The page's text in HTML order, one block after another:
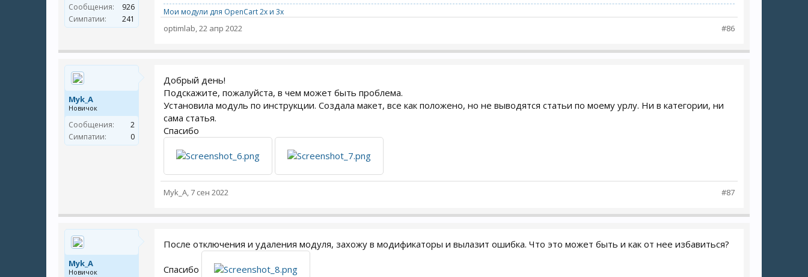
Сообщения:
926
Симпатии:
241
Мои модули для OpenCart 2x и 3x
optimlab,22 апр 2022 #86
Myk_A
Новичок
Сообщения:
2
Симпатии:
0
Добрый день!
Подскажите, пожалуйста, в чем может быть проблема.
Установила модуль по инструкции. Создала макет, все как положено, но не выводятся статьи по моему урлу. Ни в категории, ни
сама статья.
Спасибо
Myk_A,7 сен 2022 #87
Myk_A
Новичок
После отключения и удаления модуля, захожу в модификаторы и вылазит ошибка. Что это может быть и как от нее избавиться?
Спасибо